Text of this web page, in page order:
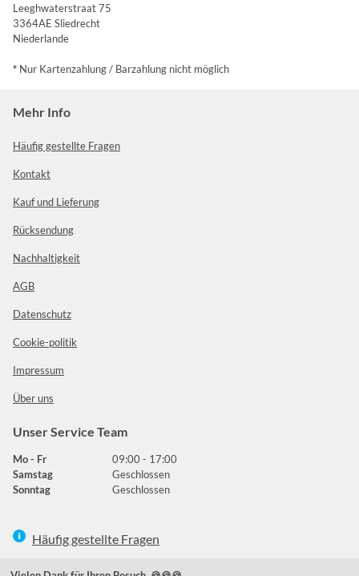
Leeghwaterstraat 75
3364AE Sliedrecht
Niederlande
* Nur Kartenzahlung / Barzahlung nicht möglich
Mehr Info
Häufig gestellte Fragen
Kontakt
Kauf und Lieferung
Rücksendung
Nachhaltigkeit
AGB
Datenschutz
Cookie-politik
Impressum
Über uns
Unser Service Team
Mo - Fr
09:00 - 17:00
Samstag
Geschlossen
Sonntag
Geschlossen
Häufig gestellte Fragen
039292 - 678215